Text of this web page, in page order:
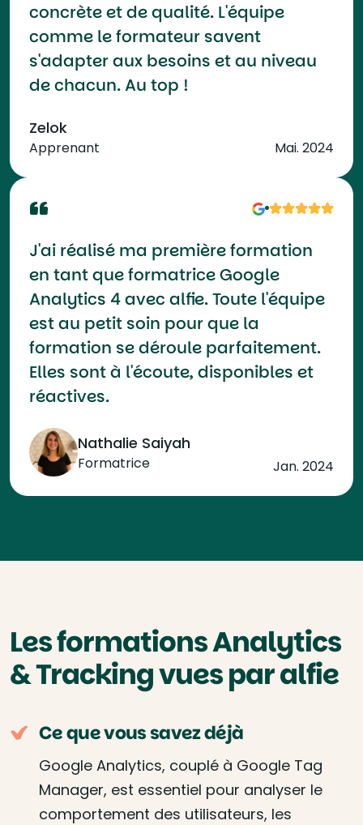
concrète et de qualité. L'équipe
comme le formateur savent
s'adapter aux besoins et au niveau
de chacun. Au top !
Zelok
Apprenant Mai. 2024
J'ai réalisé ma première formation
en tant que formatrice Google
Analytics 4 avec alfie. Toute l'équipe
est au petit soin pour que la
formation se déroule parfaitement.
Elles sont à l'écoute, disponibles et
réactives.
Nathalie Saiyah
Formatrice Jan. 2024
Les formations Analytics
& Tracking vues par alfie
Ce que vous savez déjà
Google Analytics, couplé à Google Tag
Manager, est essentiel pour analyser le
comportement des utilisateurs, les